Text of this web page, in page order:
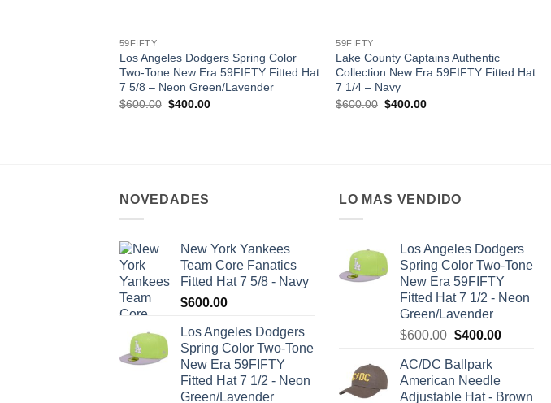
59FIFTY
Los Angeles Dodgers Spring Color
Two-Tone New Era 59FIFTY Fitted Hat
7 5/8 – Neon Green/Lavender
$600.00 $400.00
59FIFTY
Lake County Captains Authentic
Collection New Era 59FIFTY Fitted Hat
7 1/4 – Navy
$600.00 $400.00
NOVEDADES
New York Yankees
Team Core Fanatics
Fitted Hat 7 5/8 - Navy
$600.00
Los Angeles Dodgers
Spring Color Two-Tone
New Era 59FIFTY
Fitted Hat 7 1/2 - Neon
Green/Lavender
LO MAS VENDIDO
Los Angeles Dodgers
Spring Color Two-Tone
New Era 59FIFTY
Fitted Hat 7 1/2 - Neon
Green/Lavender
$600.00 $400.00
AC/DC Ballpark
American Needle
Adjustable Hat - Brown